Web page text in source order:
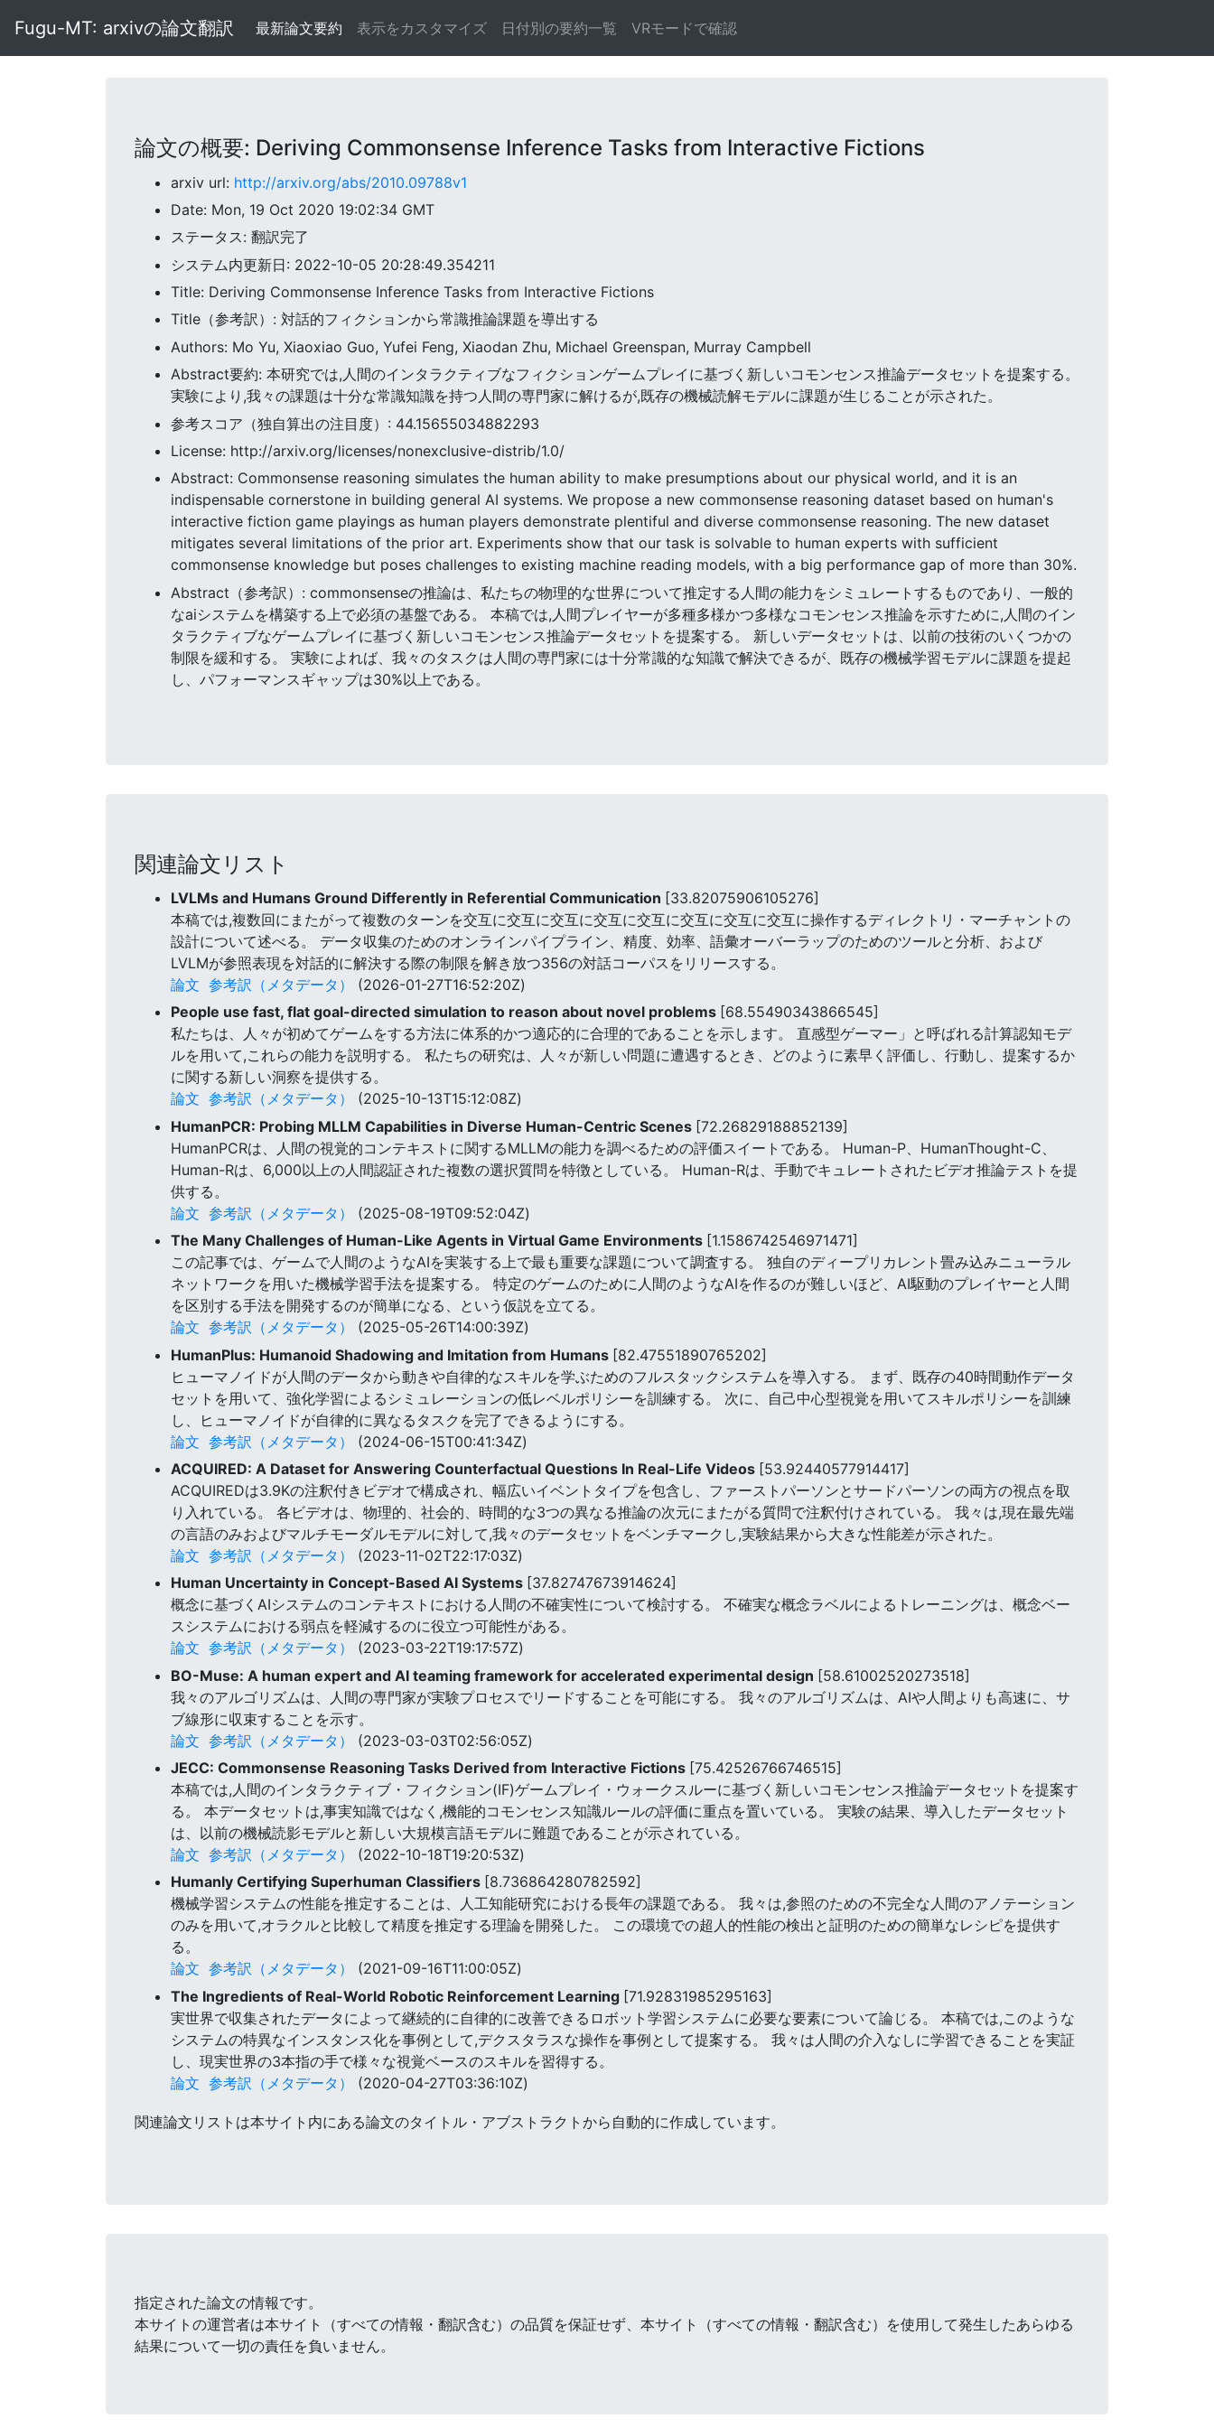
Fugu-MT: arxivの論文翻訳 最新論文要約 表示をカスタマイズ 日付別の要約一覧 VRモードで確認
論文の概要: Deriving Commonsense Inference Tasks from Interactive Fictions
arxiv url: http://arxiv.org/abs/2010.09788v1
Date: Mon, 19 Oct 2020 19:02:34 GMT
ステータス: 翻訳完了
システム内更新日: 2022-10-05 20:28:49.354211
Title: Deriving Commonsense Inference Tasks from Interactive Fictions
Title（参考訳）: 対話的フィクションから常識推論課題を導出する
Authors: Mo Yu, Xiaoxiao Guo, Yufei Feng, Xiaodan Zhu, Michael Greenspan, Murray Campbell
Abstract要約: 本研究では,人間のインタラクティブなフィクションゲームプレイに基づく新しいコモンセンス推論データセットを提案する。
実験により,我々の課題は十分な常識知識を持つ人間の専門家に解けるが,既存の機械読解モデルに課題が生じることが示された。
参考スコア（独自算出の注目度）: 44.15655034882293
License: http://arxiv.org/licenses/nonexclusive-distrib/1.0/
Abstract: Commonsense reasoning simulates the human ability to make presumptions about our physical world, and it is an
indispensable cornerstone in building general AI systems. We propose a new commonsense reasoning dataset based on human's
interactive fiction game playings as human players demonstrate plentiful and diverse commonsense reasoning. The new dataset
mitigates several limitations of the prior art. Experiments show that our task is solvable to human experts with sufficient
commonsense knowledge but poses challenges to existing machine reading models, with a big performance gap of more than 30%.
Abstract（参考訳）: commonsenseの推論は、私たちの物理的な世界について推定する人間の能力をシミュレートするものであり、一般的
なaiシステムを構築する上で必須の基盤である。 本稿では,人間プレイヤーが多種多様かつ多様なコモンセンス推論を示すために,人間のイン
タラクティブなゲームプレイに基づく新しいコモンセンス推論データセットを提案する。 新しいデータセットは、以前の技術のいくつかの
制限を緩和する。 実験によれば、我々のタスクは人間の専門家には十分常識的な知識で解決できるが、既存の機械学習モデルに課題を提起
し、パフォーマンスギャップは30%以上である。
関連論文リスト
LVLMs and Humans Ground Differently in Referential Communication [33.82075906105276]
本稿では,複数回にまたがって複数のターンを交互に交互に交互に交互に交互に交互に交互に交互に操作するディレクトリ・マーチャントの
設計について述べる。 データ収集のためのオンラインパイプライン、精度、効率、語彙オーバーラップのためのツールと分析、および
LVLMが参照表現を対話的に解決する際の制限を解き放つ356の対話コーパスをリリースする。
論文 参考訳（メタデータ）
(2026-01-27T16:52:20Z)
People use fast, flat goal-directed simulation to reason about novel problems [68.55490343866545]
私たちは、人々が初めてゲームをする方法に体系的かつ適応的に合理的であることを示します。 直感型ゲーマー」と呼ばれる計算認知モデ
ルを用いて,これらの能力を説明する。 私たちの研究は、人々が新しい問題に遭遇するとき、どのように素早く評価し、行動し、提案するか
に関する新しい洞察を提供する。
論文 参考訳（メタデータ）
(2025-10-13T15:12:08Z)
HumanPCR: Probing MLLM Capabilities in Diverse Human-Centric Scenes [72.26829188852139]
HumanPCRは、人間の視覚的コンテキストに関するMLLMの能力を調べるための評価スイートである。 Human-P、HumanThought-C、
Human-Rは、6,000以上の人間認証された複数の選択質問を特徴としている。 Human-Rは、手動でキュレートされたビデオ推論テストを提
供する。
論文 参考訳（メタデータ）
(2025-08-19T09:52:04Z)
The Many Challenges of Human-Like Agents in Virtual Game Environments [1.1586742546971471]
この記事では、ゲームで人間のようなAIを実装する上で最も重要な課題について調査する。 独自のディープリカレント畳み込みニューラル
ネットワークを用いた機械学習手法を提案する。 特定のゲームのために人間のようなAIを作るのが難しいほど、AI駆動のプレイヤーと人間
を区別する手法を開発するのが簡単になる、という仮説を立てる。
論文 参考訳（メタデータ）
(2025-05-26T14:00:39Z)
HumanPlus: Humanoid Shadowing and Imitation from Humans [82.47551890765202]
ヒューマノイドが人間のデータから動きや自律的なスキルを学ぶためのフルスタックシステムを導入する。 まず、既存の40時間動作データ
セットを用いて、強化学習によるシミュレーションの低レベルポリシーを訓練する。 次に、自己中心型視覚を用いてスキルポリシーを訓練
し、ヒューマノイドが自律的に異なるタスクを完了できるようにする。
論文 参考訳（メタデータ）
(2024-06-15T00:41:34Z)
ACQUIRED: A Dataset for Answering Counterfactual Questions In Real-Life Videos [53.92440577914417]
ACQUIREDは3.9Kの注釈付きビデオで構成され、幅広いイベントタイプを包含し、ファーストパーソンとサードパーソンの両方の視点を取
り入れている。 各ビデオは、物理的、社会的、時間的な3つの異なる推論の次元にまたがる質問で注釈付けされている。 我々は,現在最先端
の言語のみおよびマルチモーダルモデルに対して,我々のデータセットをベンチマークし,実験結果から大きな性能差が示された。
論文 参考訳（メタデータ）
(2023-11-02T22:17:03Z)
Human Uncertainty in Concept-Based AI Systems [37.82747673914624]
概念に基づくAIシステムのコンテキストにおける人間の不確実性について検討する。 不確実な概念ラベルによるトレーニングは、概念ベー
スシステムにおける弱点を軽減するのに役立つ可能性がある。
論文 参考訳（メタデータ）
(2023-03-22T19:17:57Z)
BO-Muse: A human expert and AI teaming framework for accelerated experimental design [58.61002520273518]
我々のアルゴリズムは、人間の専門家が実験プロセスでリードすることを可能にする。 我々のアルゴリズムは、AIや人間よりも高速に、サ
ブ線形に収束することを示す。
論文 参考訳（メタデータ）
(2023-03-03T02:56:05Z)
JECC: Commonsense Reasoning Tasks Derived from Interactive Fictions [75.42526766746515]
本稿では,人間のインタラクティブ・フィクション(IF)ゲームプレイ・ウォークスルーに基づく新しいコモンセンス推論データセットを提案す
る。 本データセットは,事実知識ではなく,機能的コモンセンス知識ルールの評価に重点を置いている。 実験の結果、導入したデータセット
は、以前の機械読影モデルと新しい大規模言語モデルに難題であることが示されている。
論文 参考訳（メタデータ）
(2022-10-18T19:20:53Z)
Humanly Certifying Superhuman Classifiers [8.736864280782592]
機械学習システムの性能を推定することは、人工知能研究における長年の課題である。 我々は,参照のための不完全な人間のアノテーション
のみを用いて,オラクルと比較して精度を推定する理論を開発した。 この環境での超人的性能の検出と証明のための簡単なレシピを提供す
る。
論文 参考訳（メタデータ）
(2021-09-16T11:00:05Z)
The Ingredients of Real-World Robotic Reinforcement Learning [71.92831985295163]
実世界で収集されたデータによって継続的に自律的に改善できるロボット学習システムに必要な要素について論じる。 本稿では,このような
システムの特異なインスタンス化を事例として,デクスタラスな操作を事例として提案する。 我々は人間の介入なしに学習できることを実証
し、現実世界の3本指の手で様々な視覚ベースのスキルを習得する。
論文 参考訳（メタデータ） (2020-04-27T03:36:10Z)
関連論文リストは本サイト内にある論文のタイトル・アブストラクトから自動的に作成しています。
指定された論文の情報です。
本サイトの運営者は本サイト（すべての情報・翻訳含む）の品質を保証せず、本サイト（すべての情報・翻訳含む）を使用して発生したあらゆる
結果について一切の責任を負いません。